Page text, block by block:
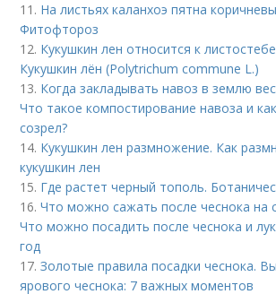
11. На листьях каланхоэ пятна
Фитофтороз
12. Кукушкин лен относится к
Кукушкин лён (Polytrichum commune L.)
13. Когда закладывать навоз в землю
Что такое компостирование навоза и
созрел?
14. Кукушкин лен размножение. Как
кукушкин лен
15. Где растет черный тополь.
16.Что можно сажать после чеснока на
Что можно посадить после чеснока и
год
17.Золотые правила посадки чеснока.
ярового чеснока: 7 важных моментов